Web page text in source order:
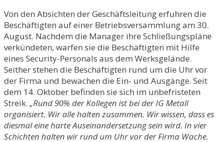
Von den Absichten der Geschäftsleitung erfuhren die
Beschäftigten auf einer Betriebsversammlung am 30.
August. Nachdem die Manager ihre Schließungspläne
verkündeten, warfen sie die Beschäftigten mit Hilfe
eines Security-Personals aus dem Werksgelände.
Seither stehen die Beschäftigten rund um die Uhr vor
der Firma und bewachen die Ein- und Ausgänge. Seit
dem 14. Oktober befinden sie sich im unbefristeten
Streik. „Rund 90% der Kollegen ist bei der IG Metall
organisiert. Wir alle halten zusammen. Wir wissen, dass es
diesmal eine harte Auseinandersetzung sein wird. In vier
Schichten halten wir rund um Uhr vor der Firma Wache.